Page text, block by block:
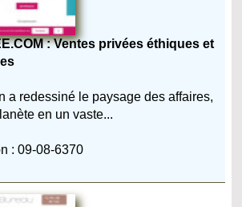
: Ventes privées éthiques et
a redessiné le paysage des affaires,
en un vaste...
: 09-08-6370